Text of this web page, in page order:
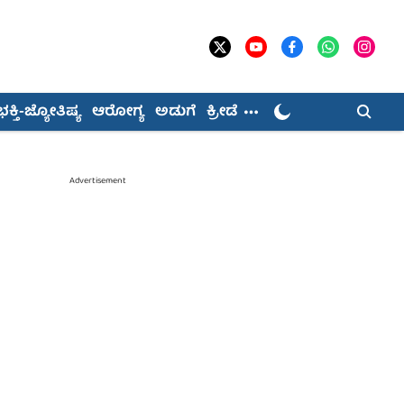
ಜ್ಯೋತಿಷ್ಯ ಆರೋಗ್ಯ ಅಡುಗೆ ಕ್ರೀಡೆ
Advertisement